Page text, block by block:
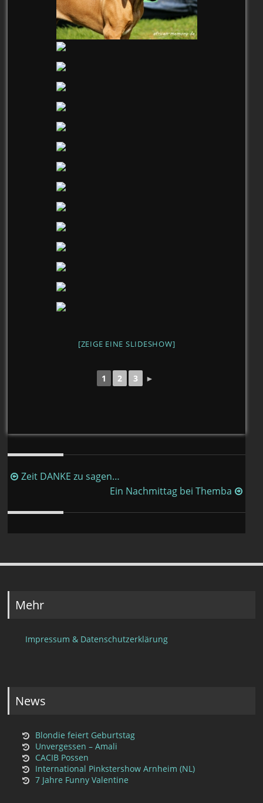
[ZEIGE EINE SLIDESHOW]
1 2 3 ►
Beitragsnavigation
Zeit DANKE zu sagen…
Ein Nachmittag bei Themba
Mehr
Impressum & Datenschutzerklärung
News
Blondie feiert Geburtstag
Unvergessen – Amali
CACIB Possen
International Pinkstershow Arnheim (NL)
7 Jahre Funny Valentine